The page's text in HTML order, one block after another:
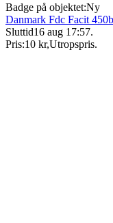
Badge på objektet:Ny
Danmark Fdc Facit
Sluttid16 aug 17:57.
Pris:10 kr,Utropspris.